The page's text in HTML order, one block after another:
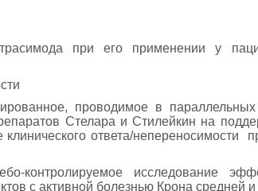
при его применении у
проводимое в
Стелара и Стилейкин на
ответа/непереносимости
исследование
с активной болезнью Крона средней